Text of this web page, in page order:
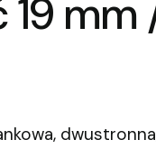
19